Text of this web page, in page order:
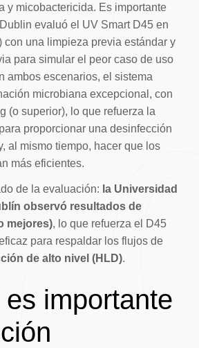
y micobactericida. Es importante
evaluó el UV Smart D45 en
con una limpieza previa estándar y
para simular el peor caso de uso
ambos escenarios, el sistema
microbiana excepcional, con
(o superior), lo que refuerza la
proporcionar una desinfección
al mismo tiempo, hacer que los
más eficientes.
de la evaluación: la Universidad
observó resultados de
mejores), lo que refuerza el D45
para respaldar los flujos de
de alto nivel (HLD).
importante